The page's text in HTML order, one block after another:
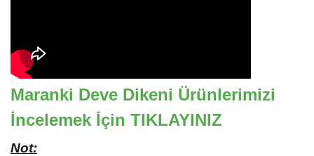
Maranki Deve Dikeni Ürünlerimizi
İncelemek İçin TIKLAYINIZ
Not: